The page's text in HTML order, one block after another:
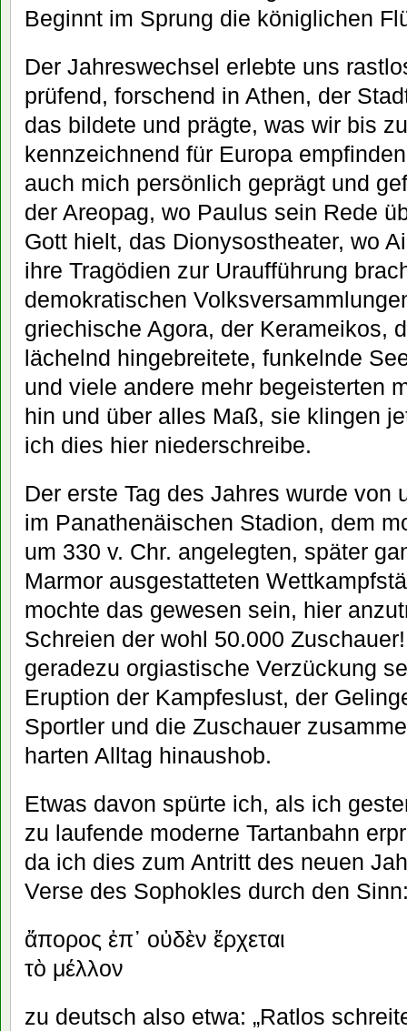
Beginnt im Sprung die königlichen
Der Jahreswechsel erlebte uns
prüfend, forschend in Athen, der
das bildete und prägte, was wir bis
kennzeichnend für Europa
auch mich persönlich geprägt und
der Areopag, wo Paulus sein Rede
Gott hielt, das Dionysostheater, wo
ihre Tragödien zur Uraufführung
demokratischen
griechische Agora, der Kerameikos,
lächelnd hingebreitete, funkelnde
und viele andere mehr begeisterten
hin und über alles Maß, sie klingen
ich dies hier niederschreibe.
Der erste Tag des Jahres wurde von
im Panathenäischen Stadion, dem
um 330 v. Chr. angelegten, später
Marmor ausgestatteten
mochte das gewesen sein, hier
Schreien der wohl 50.000
geradezu orgiastische Verzückung
Eruption der Kampfeslust, der
Sportler und die Zuschauer
harten Alltag hinaushob.
Etwas davon spürte ich, als ich
zu laufende moderne Tartanbahn
da ich dies zum Antritt des neuen
Verse des Sophokles durch den
ἄπορος ἐπ᾽ οὐδὲν ἔρχεται
τὸ μέλλον
zu deutsch also etwa: „Ratlos